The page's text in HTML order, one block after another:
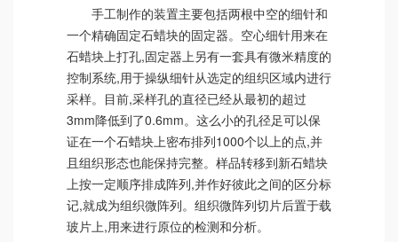
手工制作的装置主要包括两根中空的细针和
一个精确固定石蜡块的固定器。空心细针用来在
石蜡块上打孔,固定器上另有一套具有微米精度的
控制系统,用于操纵细针从选定的组织区域内进行
采样。目前,采样孔的直径已经从最初的超过
3mm降低到了0.6mm。这么小的孔径足可以保
证在一个石蜡块上密布排列1000个以上的点,并
且组织形态也能保持完整。样品转移到新石蜡块
上按一定顺序排成阵列,并作好彼此之间的区分标
记,就成为组织微阵列。组织微阵列切片后置于载
玻片上,用来进行原位的检测和分析。